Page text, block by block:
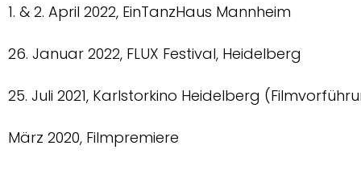
1. & 2. April 2022, EinTanzHaus Mannheim
26. Januar 2022, FLUX Festival, Heidelberg
25. Juli 2021, Karlstorkino Heidelberg
März 2020, Filmpremiere